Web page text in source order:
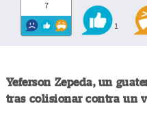
7
1
Yeferson Zepeda, un
tras colisionar contra un